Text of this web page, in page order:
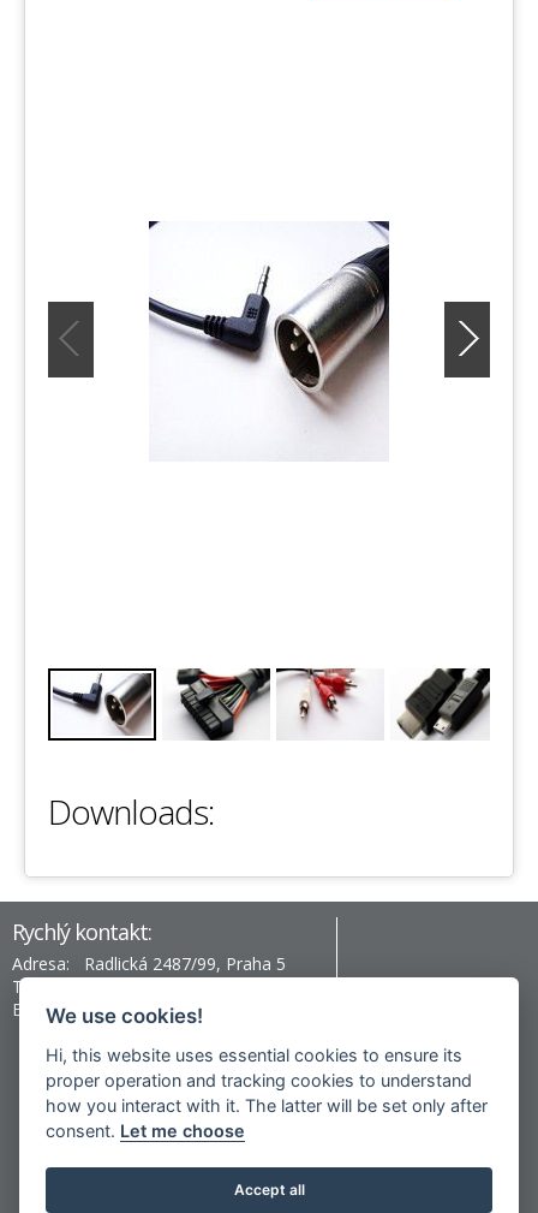
Downloads:
Rychlý kontakt:
Adresa:
Radlická 2487/99, Praha 5
Telefon:
Email:
prag@hev-electronic.com
Nepřehlédněte:
Vishay ENGINEER'S TOOLBOX
We use cookies!
Hi, this website uses essential cookies to ensure its
proper operation and tracking cookies to understand
how you interact with it. The latter will be set only after
consent. Let me choose
Accept all